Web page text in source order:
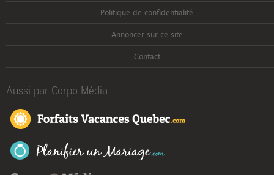
Politique de confidentialité
Annoncer sur ce site
Contact
Aussi par Corpo Média